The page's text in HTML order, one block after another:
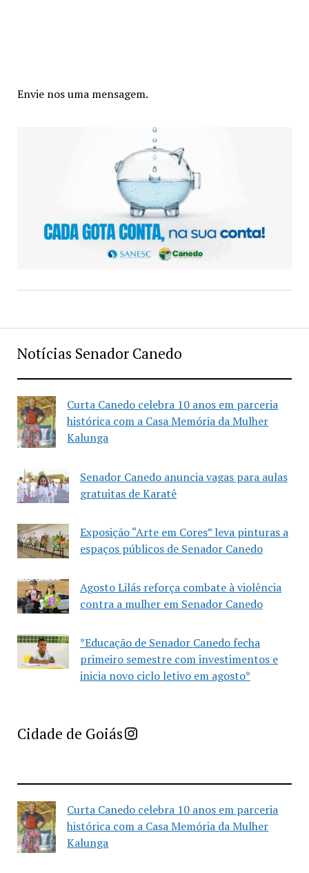
Notícias Senador Canedo
Curta Canedo celebra 10 anos em parceria
histórica com a Casa Memória da Mulher
Kalunga
Senador Canedo anuncia vagas para aulas
gratuitas de Karatê
Exposição “Arte em Cores” leva pinturas a
espaços públicos de Senador Canedo
Agosto Lilás reforça combate à violência
contra a mulher em Senador Canedo
*Educação de Senador Canedo fecha
primeiro semestre com investimentos e
inicia novo ciclo letivo em agosto*
Cidade de GoiásImprensa Criativa da Cidade de Goiás
Curta Canedo celebra 10 anos em parceria
histórica com a Casa Memória da Mulher
Kalunga
Envie nos uma mensagem.